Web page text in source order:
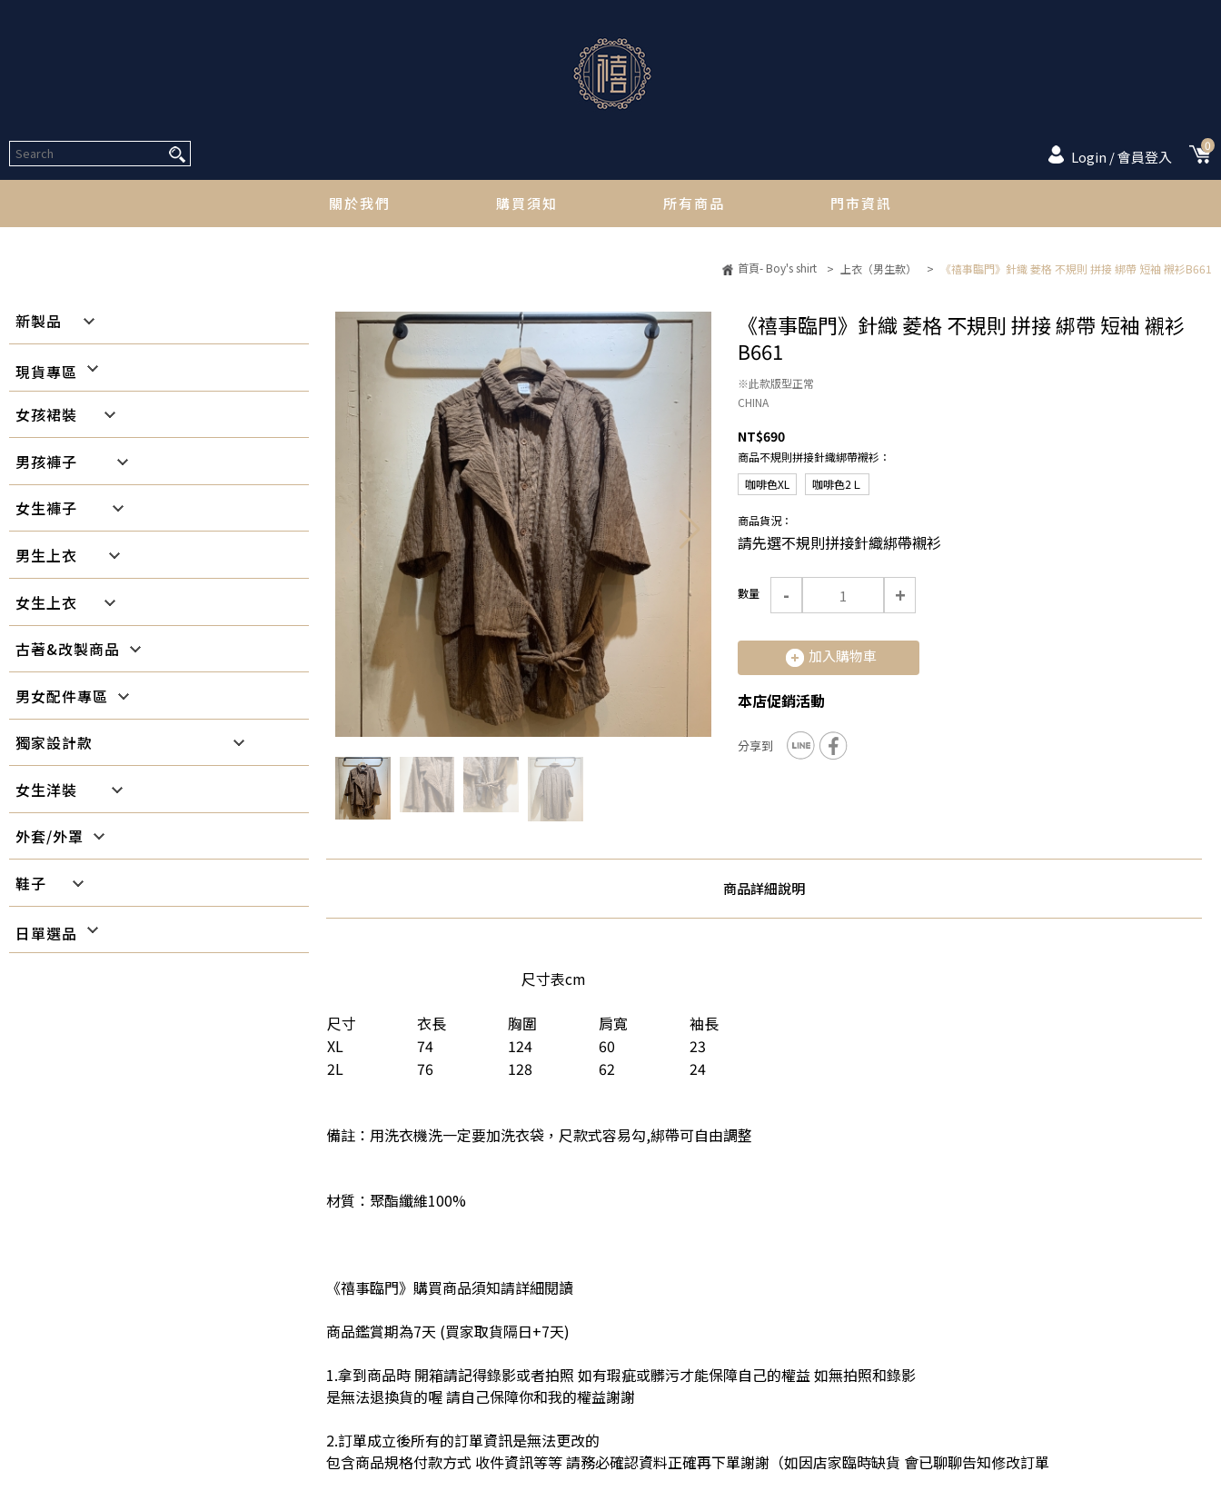
Login / 會員登入
0
關於我們 購買須知 所有商品 門市資訊
首頁- Boy's shirt > 上衣（男生款） > 《禧事臨門》針織 菱格 不規則 拼接 綁帶 短袖 襯衫B661
新製品
新品專區
現貨專區
女孩裙裝
Girl's skirt
男孩褲子
Boy's pants
女生褲子
Girl's pants
男生上衣
Boy's shirt
女生上衣
Girl's shirt
古著&改製商品
Vintage
男女配件專區
Accessories
獨家設計款
Exclusive design collection
女生洋裝
Girl's dress
外套/外罩
Jacket
鞋子
Shoes
日單選品
《禧事臨門》針織 菱格 不規則 拼接 綁帶 短袖 襯衫
B661
※此款版型正常
CHINA
NT$690
商品不規則拼接針織綁帶襯衫：
咖啡色XL
咖啡色2Ｌ
商品貨況：
請先選不規則拼接針織綁帶襯衫
數量 - +
加入購物車
本店促銷活動
商品詳細說明
尺寸表cm
尺寸 衣長 胸圍 肩寬
袖長
XL
74 124 60
23
2L
76 128 62 24
備註：用洗衣機洗一定要加洗衣袋，尺款式容易勾,綁帶可自由調整
材質：聚酯纖維100%
《禧事臨門》購買商品須知請詳細閱讀
商品鑑賞期為7天 (買家取貨隔日+7天)
1.拿到商品時 開箱請記得錄影或者拍照 如有瑕疵或髒污才能保障自己的權益 如無拍照和錄影
是無法退換貨的喔 請自己保障你和我的權益謝謝
2.訂單成立後所有的訂單資訊是無法更改的
包含商品規格付款方式 收件資訊等等 請務必確認資料正確再下單謝謝（如因店家臨時缺貨 會已聊聊告知修改訂單